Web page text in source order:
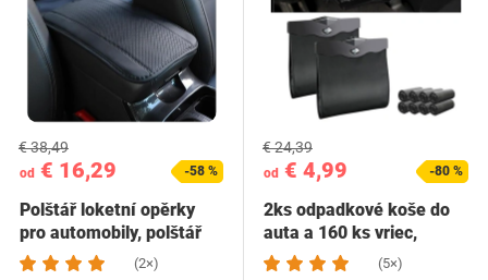
od € 16,29
€ 38,49
-58 %
Polštář loketní opěrky
pro automobily, polštář
středové…
(2×)
od € 4,99
€ 24,39
-80 %
2ks odpadkové koše do
auta a 160 ks vriec,
(5×)